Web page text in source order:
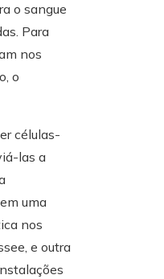
o sangue
Para
nos
o
células-
las a
uma
nos
e outra